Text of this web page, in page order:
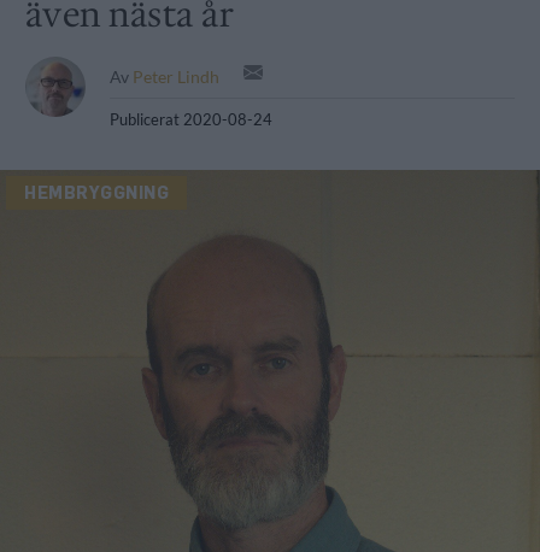
även nästa år
Av Peter Lindh
Publicerat 2020-08-24
HEMBRYGGNING